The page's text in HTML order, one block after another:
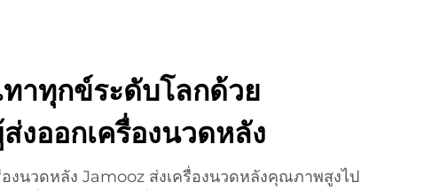
ทาทุกข์ระดับโลกด้วย
งออกเครื่องนวดหลัง
งนวดหลัง Jamooz ส่งเครื่องนวดหลังคุณภาพสูงไป